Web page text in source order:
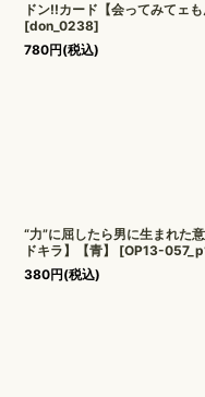
ドン!!カード【会ってみてェ
[don_0238]
780円(税込)
“力”に屈したら男に生まれた
ドキラ】【青】
[OP13-
380円(税込)